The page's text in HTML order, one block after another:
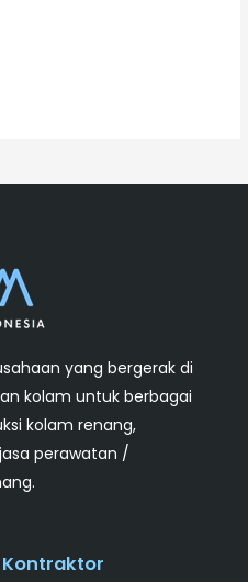
yang bergerak di
kolam untuk berbagai
kolam renang,
perawatan /
Kontraktor